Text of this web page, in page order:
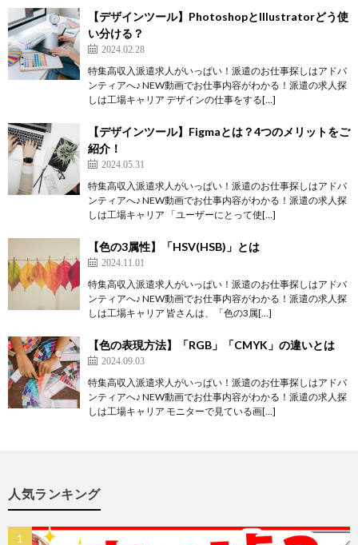
【デザインツール】PhotoshopとIllustratorどう使
い分ける？
2024.02.28
特集高収入派遣求人がいっぱい！派遣のお仕事探しはアドバ
ンティアへ♪ NEW動画でお仕事内容がわかる！派遣の求人探
しは工場キャリア デザインの仕事をする[…]
【デザインツール】Figmaとは？4つのメリットをご
紹介！
2024.05.31
特集高収入派遣求人がいっぱい！派遣のお仕事探しはアドバ
ンティアへ♪ NEW動画でお仕事内容がわかる！派遣の求人探
しは工場キャリア 「ユーザーにとって使[…]
【色の3属性】「HSV(HSB)」とは
2024.11.01
特集高収入派遣求人がいっぱい！派遣のお仕事探しはアドバ
ンティアへ♪ NEW動画でお仕事内容がわかる！派遣の求人探
しは工場キャリア 皆さんは、「色の3属[…]
【色の表現方法】「RGB」「CMYK」の違いとは
2024.09.03
特集高収入派遣求人がいっぱい！派遣のお仕事探しはアドバ
ンティアへ♪ NEW動画でお仕事内容がわかる！派遣の求人探
しは工場キャリア モニターで見ている画[…]
人気ランキング